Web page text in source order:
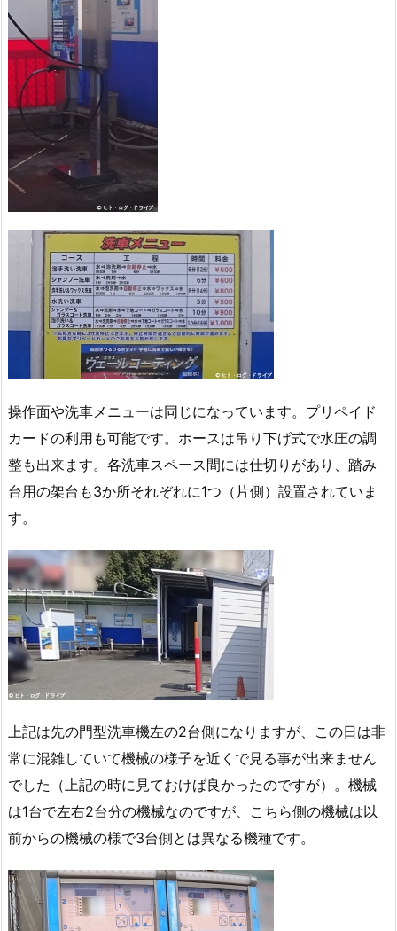
操作面や洗車メニューは同じになっています。プリペイド
カードの利用も可能です。ホースは吊り下げ式で水圧の調
整も出来ます。各洗車スペース間には仕切りがあり、踏み
台用の架台も3か所それぞれに1つ（片側）設置されていま
す。
上記は先の門型洗車機左の2台側になりますが、この日は非
常に混雑していて機械の様子を近くで見る事が出来ません
でした（上記の時に見ておけば良かったのですが）。機械
は1台で左右2台分の機械なのですが、こちら側の機械は以
前からの機械の様で3台側とは異なる機種です。